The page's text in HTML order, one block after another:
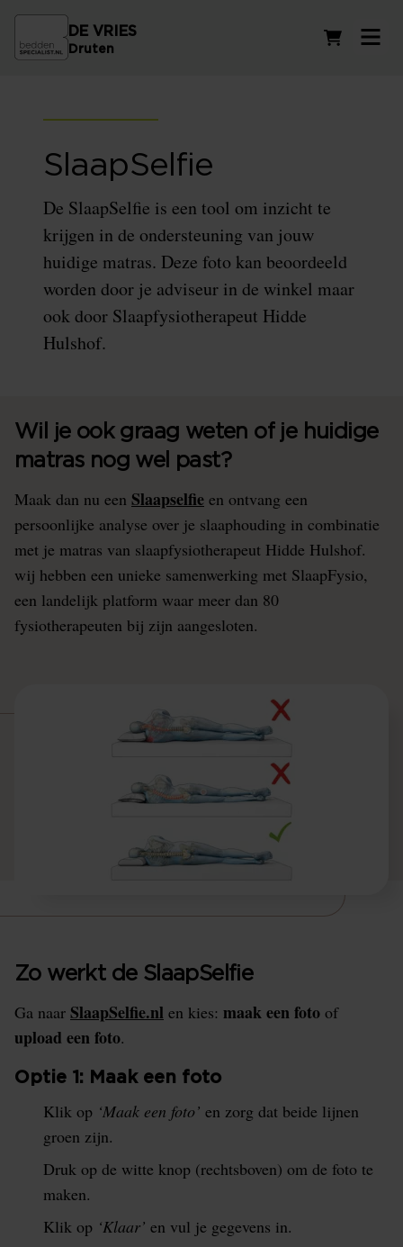
DE VRIES
Druten
SlaapSelfie
De SlaapSelfie is een tool om inzicht te
krijgen in de ondersteuning van jouw
huidige matras. Deze foto kan beoordeeld
worden door je adviseur in de winkel maar
ook door Slaapfysiotherapeut Hidde
Hulshof.
Wil je ook graag weten of je huidige
matras nog wel past?
Maak dan nu een Slaapselfie en ontvang een
persoonlijke analyse over je slaaphouding in combinatie
met je matras van slaapfysiotherapeut Hidde Hulshof.
wij hebben een unieke samenwerking met SlaapFysio,
een landelijk platform waar meer dan 80
fysiotherapeuten bij zijn aangesloten.
Zo werkt de SlaapSelfie
Ga naar SlaapSelfie.nl en kies: maak een foto of
upload een foto.
Optie 1: Maak een foto
Klik op ‘Maak een foto’ en zorg dat beide lijnen
groen zijn.
Druk op de witte knop (rechtsboven) om de foto te
maken.
Klik op ‘Klaar’ en vul je gegevens in.